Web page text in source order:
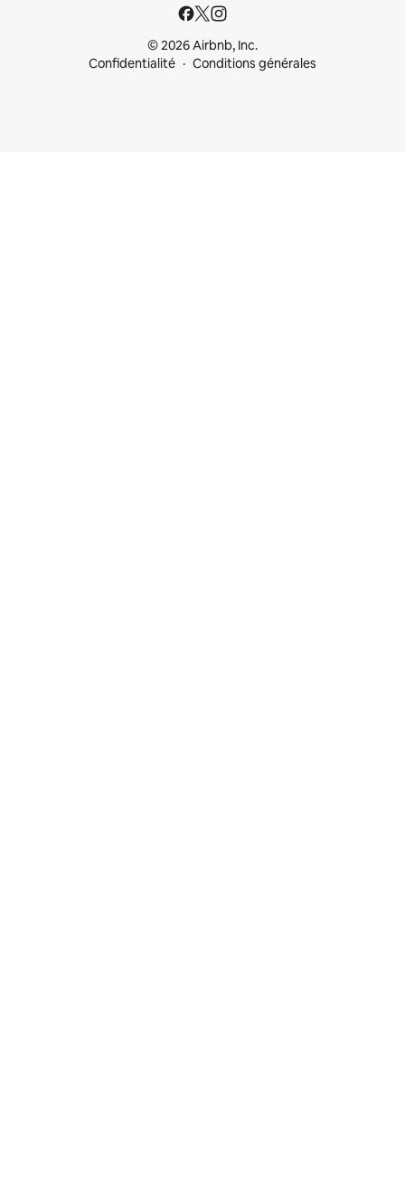
© 2026 Airbnb, Inc.
Confidentialité
Conditions générales